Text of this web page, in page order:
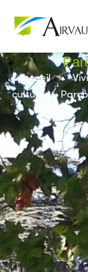
Accueil »
culture »